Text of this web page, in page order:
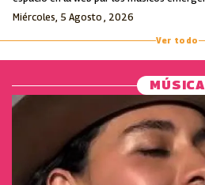
Colombia.
Miércoles, 5 Agosto , 2026
Ver todo
MÚSICA